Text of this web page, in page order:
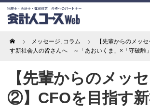
Home メッセージ, コラム
【先輩からのメッ
す新社会人の皆さんへ ～「あおいくま」×「守破離
【先輩からのメッ
②】CFOを目指す